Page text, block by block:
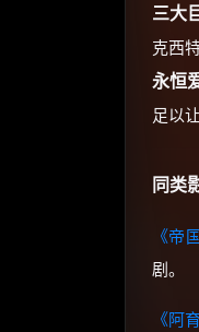
三大
克西
永恒
足以
同类
《帝
剧。
《阿